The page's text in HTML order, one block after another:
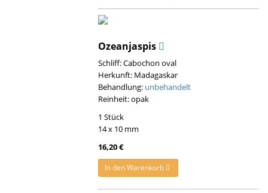
Ozeanjaspis
Schliff: Cabochon oval
Herkunft: Madagaskar
Behandlung: unbehandelt
Reinheit: opak
1 Stück
14 x 10 mm
16,20 €
In den Warenkorb